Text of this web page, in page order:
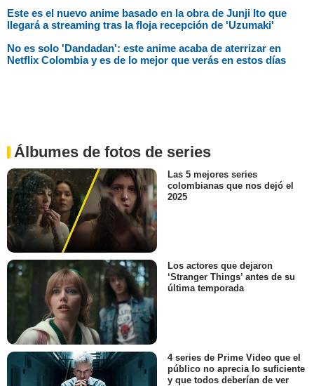
Este es el nuevo anime basado en la obra de Junji Ito que
llegará a streaming tras la floja recepción de 'Uzumaki'
No es solo 'Dandadan': este anime acaba de aterrizar en
Netflix Colombia y es de lo mejor que verás en estos días
Álbumes de fotos de series
Las 5 mejores series
colombianas que nos dejó el
2025
Los actores que dejaron
‘Stranger Things’ antes de su
última temporada
4 series de Prime Video que el
público no aprecia lo suficiente
y que todos deberían de ver